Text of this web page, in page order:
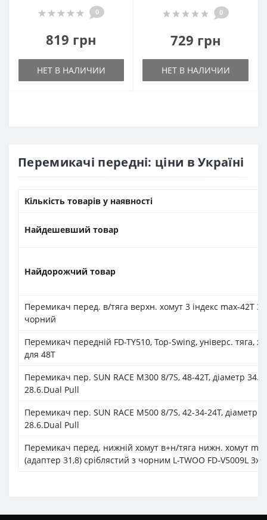
0
819 грн
НЕТ В НАЛИЧИИ
0
729 грн
НЕТ В НАЛИЧИИ
Перемикачі передні: ціни в Україні
Кількість товарів у наявності
Найдешевший товар
Найдорожчий товар
Перемикач перед. в/тяга верхн. хомут 3 індекс max-42T
чорний
Перемикач передній FD-TY510, Top-Swing, універс. тяга,
для 48Т
Перемикач пер. SUN RACE M300 8/7S, 48-42T, діаметр
28.6.Dual Pull
Перемикач пер. SUN RACE M500 8/7S, 42-34-24T, діаметр
28.6.Dual Pull
Перемикач перед. нижній хомут в+н/тяга нижн. хомут
(адаптер 31,8) срiблястий з чорним L-TWOO FD-V5009L